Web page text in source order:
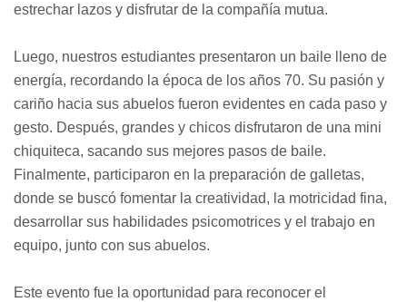
estrechar lazos y disfrutar de la compañía mutua.
Luego, nuestros estudiantes presentaron un baile lleno de
energía, recordando la época de los años 70. Su pasión y
cariño hacia sus abuelos fueron evidentes en cada paso y
gesto. Después, grandes y chicos disfrutaron de una mini
chiquiteca, sacando sus mejores pasos de baile.
Finalmente, participaron en la preparación de galletas,
donde se buscó fomentar la creatividad, la motricidad fina,
desarrollar sus habilidades psicomotrices y el trabajo en
equipo, junto con sus abuelos.
Este evento fue la oportunidad para reconocer el